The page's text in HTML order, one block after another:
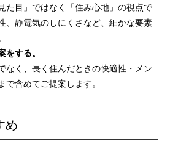
た目」ではなく「住み心地」の視点で
、静電気のしにくさなど、細かな要素
をする。
なく、長く住んだときの快適性・メン
で含めてご提案します。
め